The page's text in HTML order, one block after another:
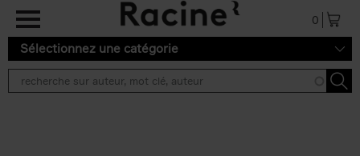
Aller au contenu principal
0
Sélectionnez une catégorie